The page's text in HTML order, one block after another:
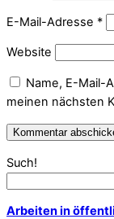
E-Mail-Adresse *
Website
Name, E-Mail-
meinen nächsten
Such!
Arbeiten in